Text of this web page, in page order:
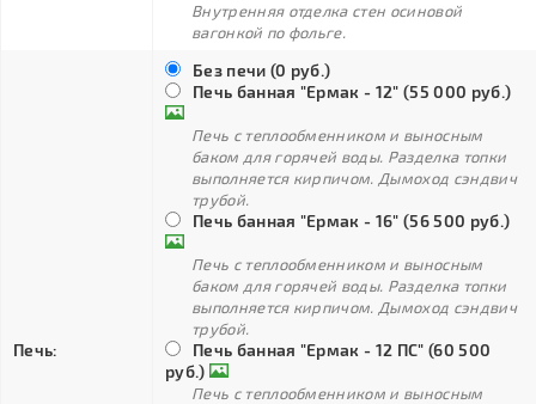
Внутренняя отделка стен осиновой
вагонкой по фольге.
Печь:
Без печи (0 руб.)
Печь банная "Ермак - 12" (55 000 руб.)
Печь с теплообменником и выносным
баком для горячей воды. Разделка топки
выполняется кирпичом. Дымоход сэндвич
трубой.
Печь банная "Ермак - 16" (56 500 руб.)
Печь с теплообменником и выносным
баком для горячей воды. Разделка топки
выполняется кирпичом. Дымоход сэндвич
трубой.
Печь банная "Ермак - 12 ПС" (60 500
руб.)
Печь с теплообменником и выносным